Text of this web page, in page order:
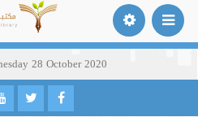
28 October 2020